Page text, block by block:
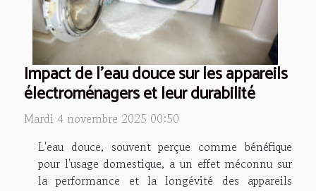
Impact de l'eau douce sur les appareils
électroménagers et leur durabilité
Mardi 4 novembre 2025 00:50
L'eau douce, souvent perçue comme bénéfique
pour l'usage domestique, a un effet méconnu sur
la performance et la longévité des appareils